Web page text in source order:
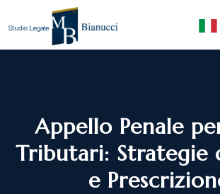
Appello Penale
Tributari: Strategie
e